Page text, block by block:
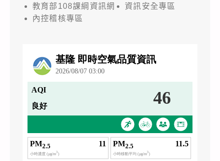
教育部108課綱資訊網
資訊安全專區
內控稽核專區